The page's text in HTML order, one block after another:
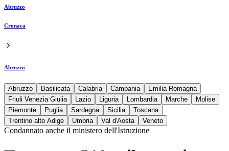
Abruzzo
Cronaca
Abruzzo
Abruzzo Basilicata Calabria Campania
Emilia Romagna
Friuli Venezia Giulia
Lazio Liguria Lombardia Marche
Molise
Piemonte
Puglia Sardegna Sicilia
Toscana
Trentino alto Adige
Umbria Val d'Aosta Veneto
Condannato anche il ministero dell'Istruzione